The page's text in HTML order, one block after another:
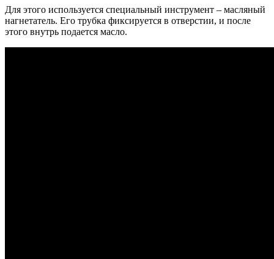
Для этого используется специальный инструмент – масляный
нагнетатель. Его трубка фиксируется в отверстии, и после
этого внутрь подается масло.